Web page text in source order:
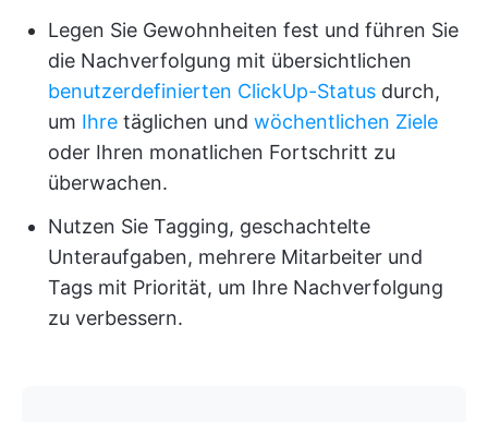
Legen Sie Gewohnheiten fest und führen Sie
die Nachverfolgung mit übersichtlichen
benutzerdefinierten ClickUp-Status durch,
um Ihre täglichen und wöchentlichen Ziele
oder Ihren monatlichen Fortschritt zu
überwachen.
Nutzen Sie Tagging, geschachtelte
Unteraufgaben, mehrere Mitarbeiter und
Tags mit Priorität, um Ihre Nachverfolgung
zu verbessern.